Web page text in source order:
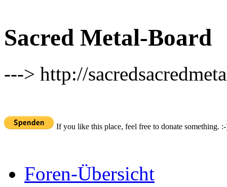
Sacred Metal-Board
---> http://
If you like this place, feel free to donate something.
Foren-Übersicht